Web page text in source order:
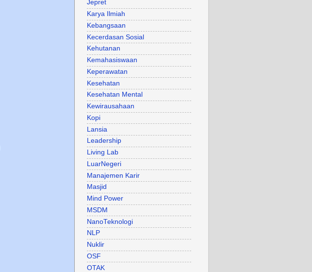
Jepret
Karya Ilmiah
Kebangsaan
Kecerdasan Sosial
Kehutanan
Kemahasiswaan
Keperawatan
Kesehatan
Kesehatan Mental
Kewirausahaan
Kopi
Lansia
Leadership
Living Lab
LuarNegeri
Manajemen Karir
Masjid
Mind Power
MSDM
NanoTeknologi
NLP
Nuklir
OSF
OTAK